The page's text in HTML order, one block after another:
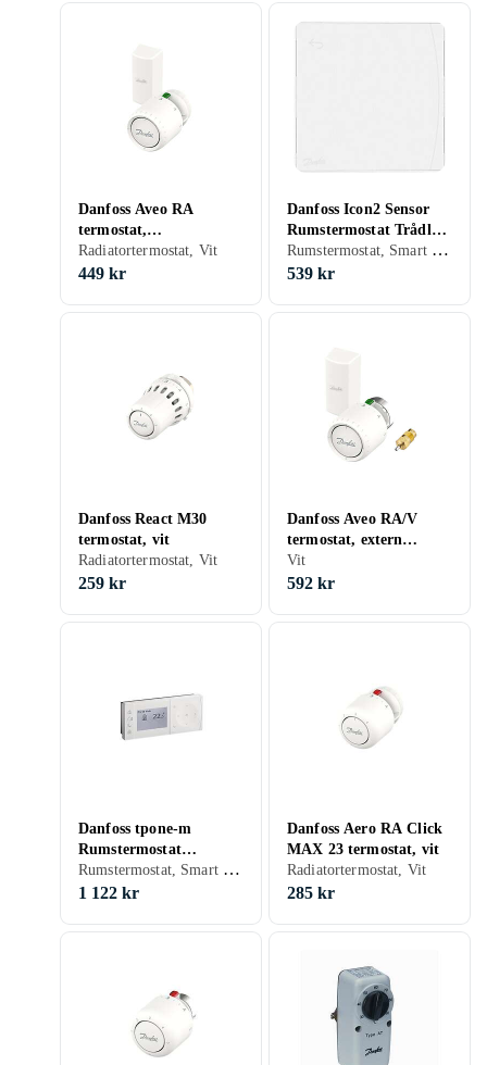
Danfoss Aveo RA
termostat,
snabbkoppling, extern
givare, vit
Radiatortermostat, Vit
449 kr
Danfoss Icon2 Sensor
Rumstermostat Trådlös
Vit
Rumstermostat, Smart termostat, Vit, ZigBee
539 kr
Danfoss React M30
termostat, vit
Radiatortermostat, Vit
259 kr
Danfoss Aveo RA/V
termostat, extern
givare, vit
Vit
592 kr
Danfoss tpone-m
Rumstermostat
087N7852
Rumstermostat, Smart termostat
1 122 kr
Danfoss Aero RA Click
MAX 23 termostat, vit
Radiatortermostat, Vit
285 kr